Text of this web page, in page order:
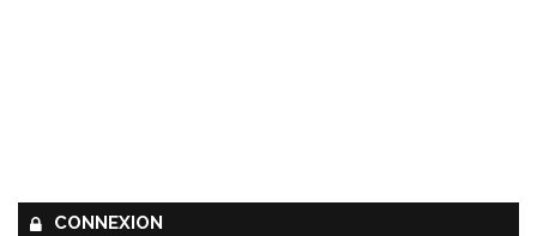
CONNEXION